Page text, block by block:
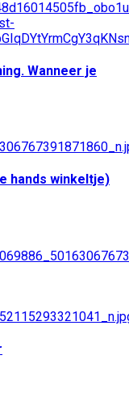
Wanneer je
hands winkeltje)